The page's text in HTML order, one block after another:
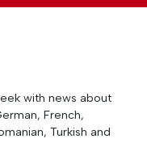
with news about
French,
Turkish and